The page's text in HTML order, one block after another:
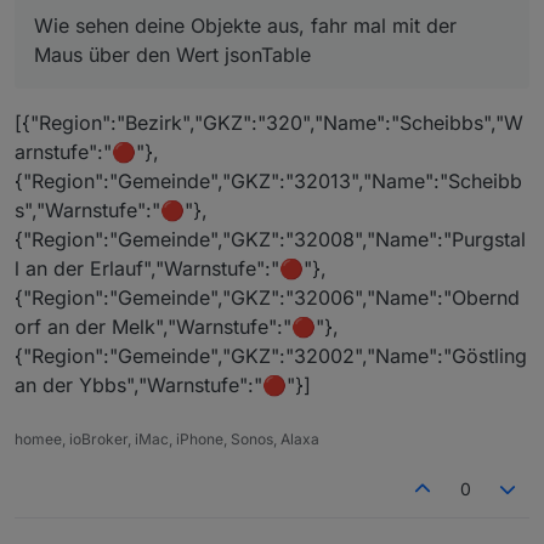
Wie sehen deine Objekte aus, fahr mal mit der
Maus über den Wert jsonTable
[{"Region":"Bezirk","GKZ":"320","Name":"Scheibbs","W
arnstufe":"🔴"},
{"Region":"Gemeinde","GKZ":"32013","Name":"Scheibb
s","Warnstufe":"🔴"},
{"Region":"Gemeinde","GKZ":"32008","Name":"Purgstal
l an der Erlauf","Warnstufe":"🔴"},
{"Region":"Gemeinde","GKZ":"32006","Name":"Obernd
orf an der Melk","Warnstufe":"🔴"},
{"Region":"Gemeinde","GKZ":"32002","Name":"Göstling
an der Ybbs","Warnstufe":"🔴"}]
homee, ioBroker, iMac, iPhone, Sonos, Alaxa
0